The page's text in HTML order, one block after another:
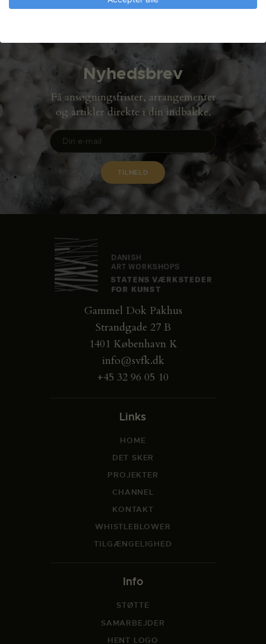
Nyhedsbrev
Få ansøgningsfrister, arrangementer
og artikler direkte i din indbakke.
Gammel Dok Pakhus
Strandgade 27 B
1401 København K
info@svfk.dk
+45 32 96 05 10
Links
HOME
DET SKER
PROJEKTER
CHANNEL
KONTAKT
WHISTLEBLOWER
TILGÆNGELIGHED
Info
STØTTE
SAMARBEJDER
HENT LOGO